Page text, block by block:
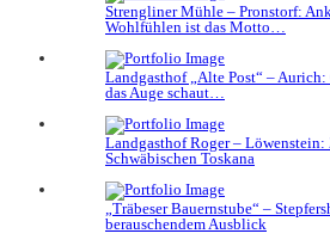
Strengliner Mühle – Pronstorf:
Wohlfühlen ist das Motto…
Landgasthof „Alte Post“ –
das Auge schaut…
Landgasthof Roger – Löwenstein:
Schwäbischen Toskana
„Träbeser Bauernstube“ –
berauschendem Ausblick